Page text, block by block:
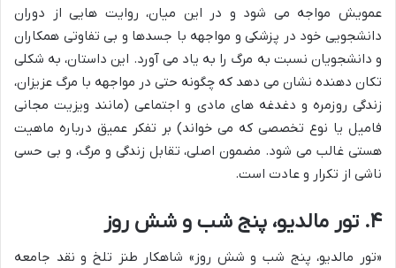
عمویش مواجه می شود و در این میان، روایت هایی از دوران
دانشجویی خود در پزشکی و مواجهه با جسدها و بی تفاوتی همکاران
و دانشجویان نسبت به مرگ را به یاد می آورد. این داستان، به شکلی
تکان دهنده نشان می دهد که چگونه حتی در مواجهه با مرگ عزیزان،
زندگی روزمره و دغدغه های مادی و اجتماعی (مانند ویزیت مجانی
فامیل یا نوع تخصصی که می خواند) بر تفکر عمیق درباره ماهیت
هستی غالب می شود. مضمون اصلی، تقابل زندگی و مرگ، و بی حسی
ناشی از تکرار و عادت است.
۴. تور مالدیو، پنج شب و شش روز
«تور مالدیو، پنج شب و شش روز» شاهکار طنز تلخ و نقد جامعه